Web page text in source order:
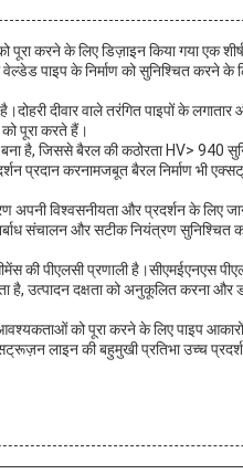
करने के लिए डिज़ाइन किया गया एक
पाइप के निर्माण को सुनिश्चित करने के
दीवार वाले तरंगित पाइपों के
पूरा करते हैं।
है, जिससे बैरल की कठोरता HV> 940
प्रदान करनामजबूत बैरल निर्माण भी
विश्वसनीयता और प्रदर्शन के लिए
संचालन और सटीक नियंत्रण सुनिश्चित
पीएलसी प्रणाली है।सीएमईएनएस
है, उत्पादन दक्षता को अनुकूलित करना और
को पूरा करने के लिए पाइप
लाइन की बहुमुखी प्रतिभा उच्च